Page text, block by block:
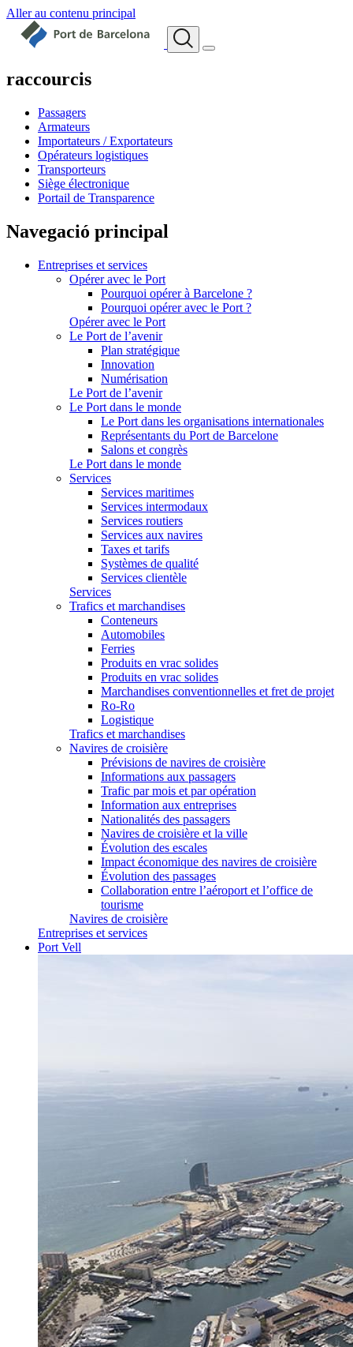
Aller au contenu principal
raccourcis
Passagers
Armateurs
Importateurs / Exportateurs
Opérateurs logistiques
Transporteurs
Siège électronique
Portail de Transparence
Navegació principal
Entreprises et services
Opérer avec le Port
Pourquoi opérer à Barcelone ?
Pourquoi opérer avec le Port ?
Opérer avec le Port
Le Port de l’avenir
Plan stratégique
Innovation
Numérisation
Le Port de l’avenir
Le Port dans le monde
Le Port dans les organisations internationales
Représentants du Port de Barcelone
Salons et congrès
Le Port dans le monde
Services
Services maritimes
Services intermodaux
Services routiers
Services aux navires
Taxes et tarifs
Systèmes de qualité
Services clientèle
Services
Trafics et marchandises
Conteneurs
Automobiles
Ferries
Produits en vrac solides
Produits en vrac solides
Marchandises conventionnelles et fret de projet
Ro-Ro
Logistique
Trafics et marchandises
Navires de croisière
Prévisions de navires de croisière
Informations aux passagers
Trafic par mois et par opération
Information aux entreprises
Nationalités des passagers
Navires de croisière et la ville
Évolution des escales
Impact économique des navires de croisière
Évolution des passages
Collaboration entre l’aéroport et l’office de
tourisme
Navires de croisière
Entreprises et services
Port Vell